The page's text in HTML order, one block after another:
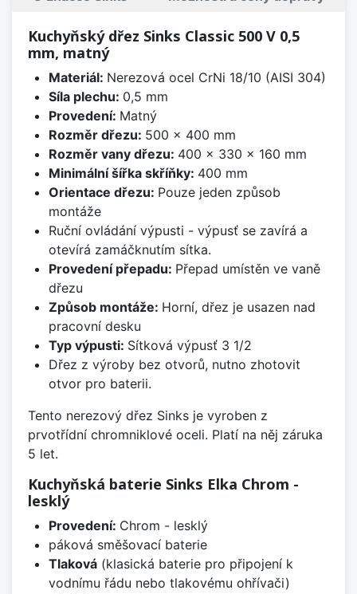
Kuchyňský dřez Sinks Classic 500 V 0,5
mm, matný
Materiál: Nerezová ocel CrNi 18/10 (AISI 304)
Síla plechu: 0,5 mm
Provedení: Matný
Rozměr dřezu: 500 x 400 mm
Rozměr vany dřezu: 400 x 330 x 160 mm
Minimální šířka skříňky: 400 mm
Orientace dřezu: Pouze jeden způsob
montáže
Ruční ovládání výpusti - výpusť se zavírá a
otevírá zamáčknutím sítka.
Provedení přepadu: Přepad umístěn ve vaně
dřezu
Způsob montáže: Horní, dřez je usazen nad
pracovní desku
Typ výpusti: Sítková výpusť 3 1/2
Dřez z výroby bez otvorů, nutno zhotovit
otvor pro baterii.
Tento nerezový dřez Sinks je vyroben z
prvotřídní chromniklové oceli. Platí na něj záruka
5 let.
Kuchyňská baterie Sinks Elka Chrom -
lesklý
Provedení: Chrom - lesklý
páková směšovací baterie
Tlaková(klasická baterie pro připojení k
vodnímu řádu nebo tlakovému ohřívači)